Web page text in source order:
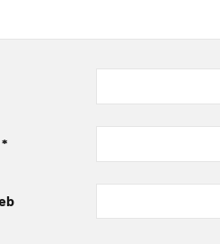
*